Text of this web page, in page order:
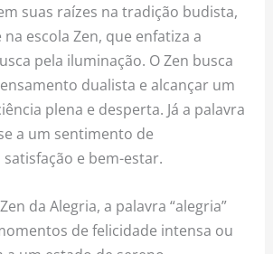
suas raízes na tradição budista,
escola Zen, que enfatiza a
pela iluminação. O Zen busca
dualista e alcançar um
plena e desperta. Já a palavra
a um sentimento de
e bem-estar.
da Alegria, a palavra “alegria”
de felicidade intensa ou